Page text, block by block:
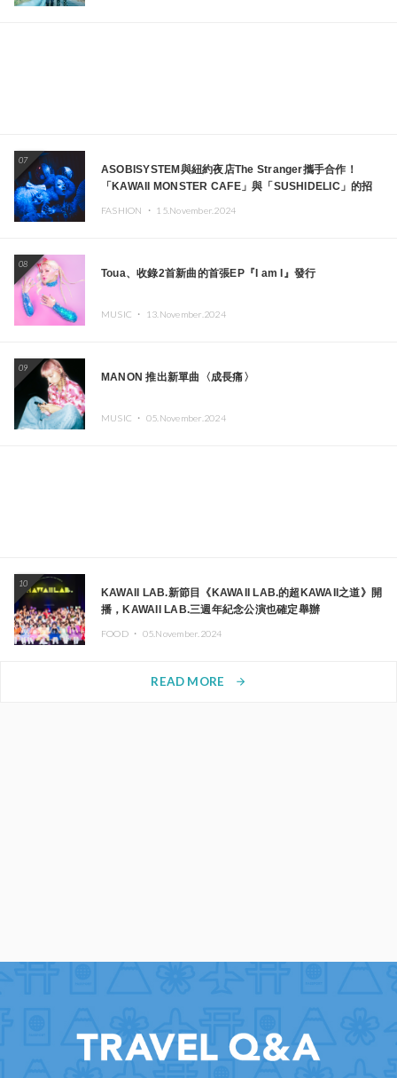
07
ASOBISYSTEM與紐約夜店The Stranger攜手合作！
「KAWAII MONSTER CAFE」與「SUSHIDELIC」的招
FASHION ・ 15.November.2024
08
Toua、收錄2首新曲的首張EP『I am I』發行
MUSIC ・ 13.November.2024
09
MANON 推出新單曲〈成長痛〉
MUSIC ・ 05.November.2024
10
KAWAII LAB.新節目《KAWAII LAB.的超KAWAII之道》開
播，KAWAII LAB.三週年紀念公演也確定舉辦
FOOD ・ 05.November.2024
READ MORE arrow_forward